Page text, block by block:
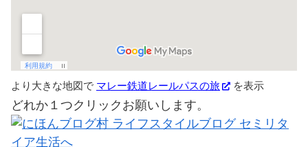
より大きな地図で マレー鉄道レールパスの旅 を表示
どれか１つクリックお願いします。